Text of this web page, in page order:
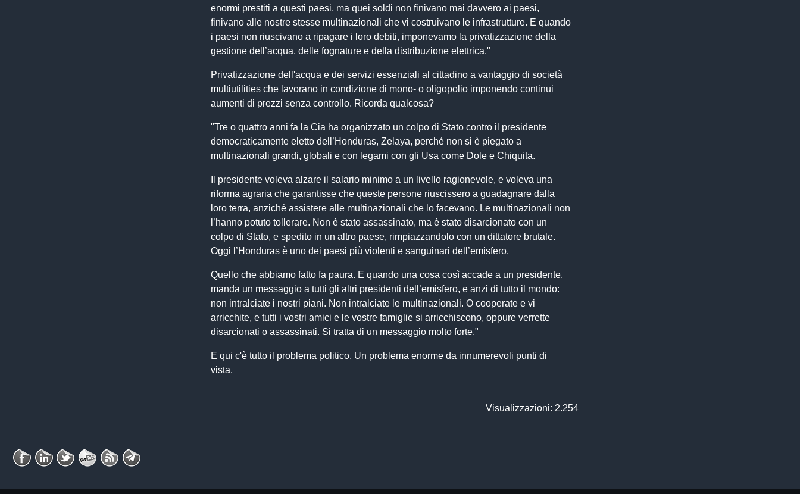
enormi prestiti a questi paesi, ma quei soldi non finivano mai davvero ai paesi,
finivano alle nostre stesse multinazionali che vi costruivano le infrastrutture. E quando
i paesi non riuscivano a ripagare i loro debiti, imponevamo la privatizzazione della
gestione dell’acqua, delle fognature e della distribuzione elettrica."
Privatizzazione dell'acqua e dei servizi essenziali al cittadino a vantaggio di società
multiutilities che lavorano in condizione di mono- o oligopolio imponendo continui
aumenti di prezzi senza controllo. Ricorda qualcosa?
"Tre o quattro anni fa la Cia ha organizzato un colpo di Stato contro il presidente
democraticamente eletto dell’Honduras, Zelaya, perché non si è piegato a
multinazionali grandi, globali e con legami con gli Usa come Dole e Chiquita.
Il presidente voleva alzare il salario minimo a un livello ragionevole, e voleva una
riforma agraria che garantisse che queste persone riuscissero a guadagnare dalla
loro terra, anziché assistere alle multinazionali che lo facevano. Le multinazionali non
l’hanno potuto tollerare. Non è stato assassinato, ma è stato disarcionato con un
colpo di Stato, e spedito in un altro paese, rimpiazzandolo con un dittatore brutale.
Oggi l’Honduras è uno dei paesi più violenti e sanguinari dell’emisfero.
Quello che abbiamo fatto fa paura. E quando una cosa così accade a un presidente,
manda un messaggio a tutti gli altri presidenti dell’emisfero, e anzi di tutto il mondo:
non intralciate i nostri piani. Non intralciate le multinazionali. O cooperate e vi
arricchite, e tutti i vostri amici e le vostre famiglie si arricchiscono, oppure verrette
disarcionati o assassinati. Si tratta di un messaggio molto forte."
E qui c'è tutto il problema politico. Un problema enorme da innumerevoli punti di
vista.
Visualizzazioni: 2.254